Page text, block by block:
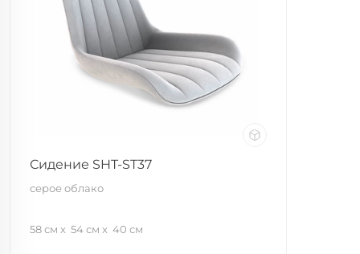
Сидение SHT-ST37
серое облако
58 см 54 см 40 см